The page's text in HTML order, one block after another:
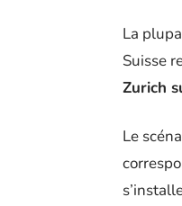
La
Suisse
Zurich
Le